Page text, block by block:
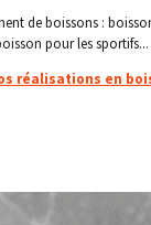
de boissons :
pour les sportifs...
réalisations en